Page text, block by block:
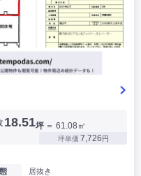
18.51坪 ＝ 61.08㎡
坪単価 7,726円
居抜き